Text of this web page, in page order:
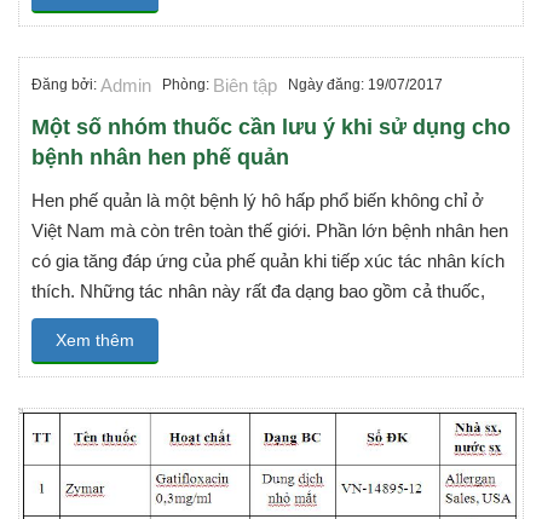
Đăng bởi: Admin Phòng: Biên tập Ngày đăng: 19/07/2017
Một số nhóm thuốc cần lưu ý khi sử dụng cho
bệnh nhân hen phế quản
Hen phế quản là một bệnh lý hô hấp phổ biến không chỉ ở
Việt Nam mà còn trên toàn thế giới. Phần lớn bệnh nhân hen
có gia tăng đáp ứng của phế quản khi tiếp xúc tác nhân kích
thích. Những tác nhân này rất đa dạng bao gồm cả thuốc,
Xem thêm